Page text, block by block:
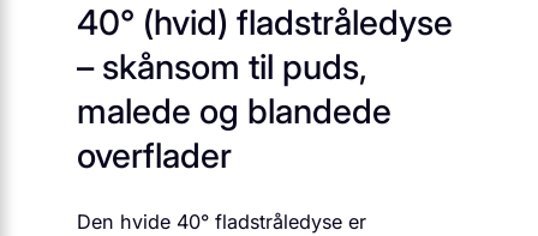
40° (hvid) fladstråledyse
– skånsom til puds,
malede og blandede
overflader
Den hvide 40° fladstråledyse er